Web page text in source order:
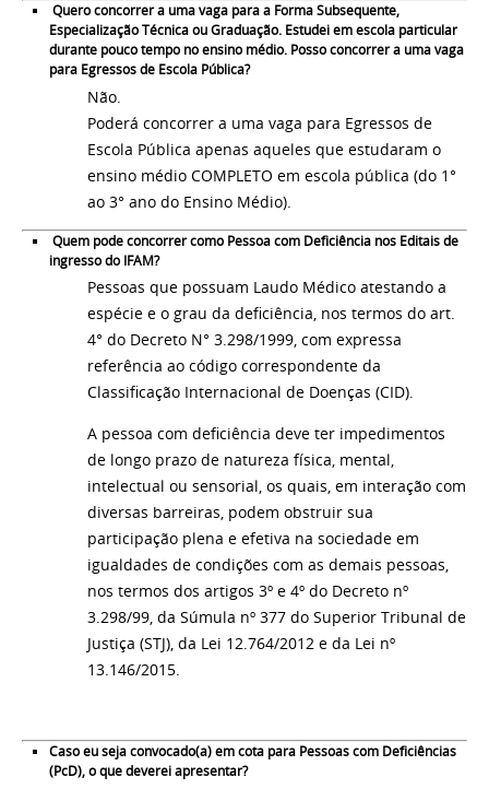
Quero concorrer a uma vaga para a Forma Subsequente,
Especialização Técnica ou Graduação. Estudei em escola particular
durante pouco tempo no ensino médio. Posso concorrer a uma vaga
para Egressos de Escola Pública?
Não.
Poderá concorrer a uma vaga para Egressos de
Escola Pública apenas aqueles que estudaram o
ensino médio COMPLETO em escola pública (do 1°
ao 3° ano do Ensino Médio).
Quem pode concorrer como Pessoa com Deficiência nos Editais de
ingresso do IFAM?
Pessoas que possuam Laudo Médico atestando a
espécie e o grau da deficiência, nos termos do art.
4° do Decreto N° 3.298/1999, com expressa
referência ao código correspondente da
Classificação Internacional de Doenças (CID).
A pessoa com deficiência deve ter impedimentos
de longo prazo de natureza física, mental,
intelectual ou sensorial, os quais, em interação com
diversas barreiras, podem obstruir sua
participação plena e efetiva na sociedade em
igualdades de condições com as demais pessoas,
nos termos dos artigos 3º e 4º do Decreto nº
3.298/99, da Súmula nº 377 do Superior Tribunal de
Justiça (STJ), da Lei 12.764/2012 e da Lei nº
13.146/2015.
Caso eu seja convocado(a) em cota para Pessoas com Deficiências
(PcD), o que deverei apresentar?